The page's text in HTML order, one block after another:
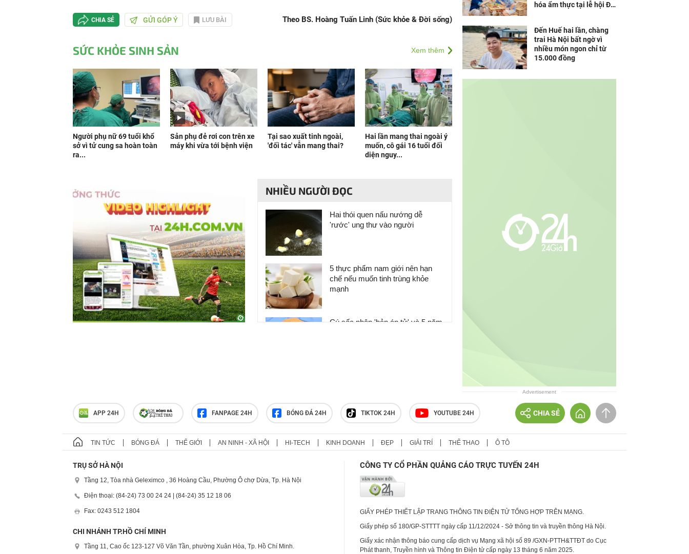
CHIA SẺ GỬI GÓP Ý LƯU BÀI Theo BS. Hoàng Tuấn Linh (Sức khỏe & Đời sống)
SỨC KHỎE SINH SẢN Xem thêm
Người phụ nữ 69 tuổi khổ
sở vì tử cung sa hoàn toàn
ra...
Sản phụ đẻ rơi con trên xe
máy khi vừa tới bệnh viện
Tại sao xuất tinh ngoài,
'đối tác' vẫn mang thai?
Hai lần mang thai ngoài ý
muốn, cô gái 16 tuổi đối
diện nguy...
NHIỀU NGƯỜI ĐỌC
Hai thói quen nấu nướng dễ
'rước' ung thư vào người
5 thực phẩm nam giới nên hạn
chế nếu muốn tinh trùng khỏe
mạnh
Cú sốc nhận 'bản án tử' và 5 năm
hóa ẩm thực tại lễ hội Đà
Đến Huế hai lần, chàng
trai Hà Nội bất ngờ vì
nhiều món ngon chỉ từ
15.000 đồng
Advertisement
APP 24H FANPAGE 24H BÓNG ĐÁ 24H TIKTOK 24H YOUTUBE 24H CHIA SẺ
TIN TỨC BÓNG ĐÁ THẾ GIỚI AN NINH - XÃ HỘI HI-TECH KINH DOANH ĐẸP GIẢI TRÍ THỂ THAO Ô TÔ
TRỤ SỞ HÀ NỘI
Tầng 12, Tòa nhà Geleximco , 36 Hoàng Cầu, Phường Ô chợ Dừa, Tp. Hà Nội
Điện thoại: (84-24) 73 00 24 24 | (84-24) 35 12 18 06
Fax: 0243 512 1804
CHI NHÁNH TP.HỒ CHÍ MINH
Tầng 11, Cao ốc 123-127 Võ Văn Tần, phường Xuân Hòa, Tp. Hồ Chí Minh.
CÔNG TY CỔ PHẦN QUẢNG CÁO TRỰC TUYẾN 24H
GIẤY PHÉP THIẾT LẬP TRANG THÔNG TIN ĐIỆN TỬ TỔNG HỢP TRÊN MẠNG.
Giấy phép số 180/GP-STTTT ngày cấp 11/12/2024 - Sở thông tin và truyền thông Hà Nội.
Giấy xác nhận thông báo cung cấp dịch vụ Mạng xã hội số 89 /GXN-PTTH&TTĐT do Cục
Phát thanh, Truyền hình và Thông tin Điện tử cấp ngày 13 tháng 6 năm 2025.